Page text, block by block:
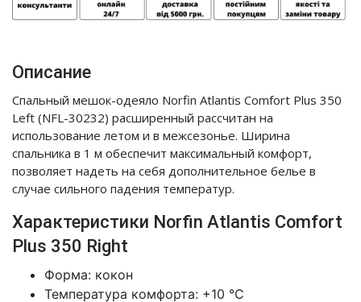
Описание
Спальный мешок-одеяло Norfin Atlantis Comfort Plus 350
Left (NFL-30232) расширенный рассчитан на
использование летом и в межсезонье. Ширина
спальника в 1 м обеспечит максимальный комфорт,
позволяет надеть на себя дополнительное белье в
случае сильного падения температур.
Характеристики Norfin Atlantis Comfort
Plus 350 Right
Форма: кокон
Температура комфорта: +10 °С